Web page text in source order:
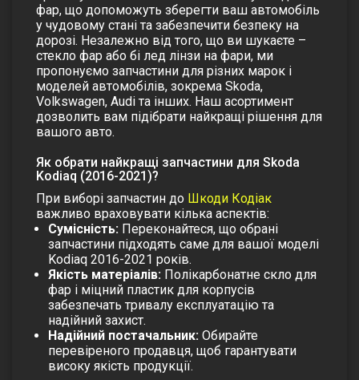
фар, що допоможуть зберегти ваш автомобіль
у чудовому стані та забезпечити безпеку на
дорозі. Незалежно від того, що ви шукаєте –
стекло фар або бі лед лінзи на фари, ми
пропонуємо запчастини для різних марок і
моделей автомобілів, зокрема Skoda,
Volkswagen, Audi та інших. Наш асортимент
дозволить вам підібрати найкращі рішення для
вашого авто.
Як обрати найкращі запчастини для Skoda
Kodiaq (2016-2021)?
При виборі запчастин до Шкоди Кодіак
важливо враховувати кілька аспектів:
Сумісність: Переконайтеся, що обрані
запчастини підходять саме для вашої моделі
Kodiaq 2016-2021 років.
Якість матеріалів: Полікарбонатне скло для
фар і міцний пластик для корпусів
забезпечать тривалу експлуатацію та
надійний захист.
Надійний постачальник: Обирайте
перевіреного продавця, щоб гарантувати
високу якість продукції.